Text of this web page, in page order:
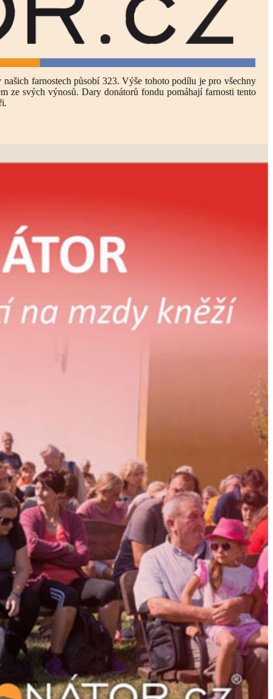
farnostech působí 323. Výše tohoto podílu je pro všechny
ze svých výnosů. Dary donátorů fondu pomáhají farnosti tento